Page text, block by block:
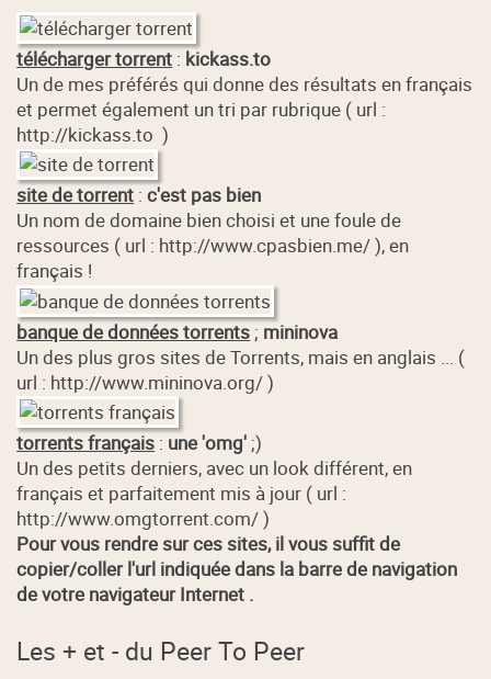
télécharger torrent : kickass.to
Un de mes préférés qui donne des résultats en français
et permet également un tri par rubrique ( url :
http://kickass.to )
site de torrent :c'est pas bien
Un nom de domaine bien choisi et une foule de
ressources ( url : http://www.cpasbien.me/ ), en
français !
banque de données torrents ; mininova
Un des plus gros sites de Torrents, mais en anglais ... (
url : http://www.mininova.org/ )
torrents français : une 'omg' ;)
Un des petits derniers, avec un look différent, en
français et parfaitement mis à jour ( url :
http://www.omgtorrent.com/ )
Pour vous rendre sur ces sites, il vous suffit de
copier/coller l'url indiquée dans la barre de navigation
de votre navigateur Internet .
Les + et - du Peer To Peer